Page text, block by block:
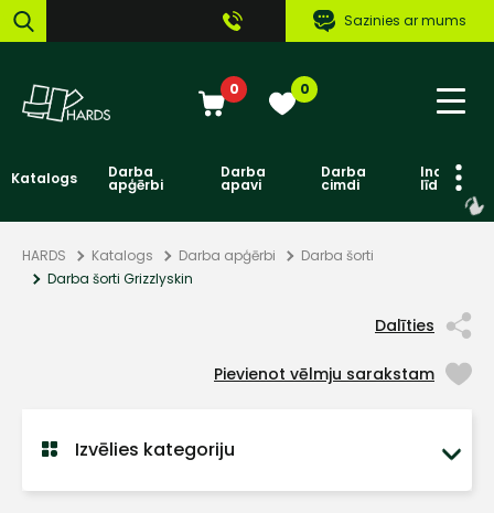
Sazinies ar mums
0 0
Katalogs Darba
apģērbi
Darba
apavi
Darba
cimdi līdzekļi
HARDS Katalogs Darba apģērbi
Darba šorti
Darba šorti Grizzlyskin
Dalīties
Pievienot vēlmju sarakstam
Izvēlies kategoriju